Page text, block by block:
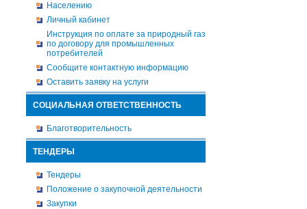
Населению
Личный кабинет
Инструкция по оплате за природный газ
по договору для промышленных
потребителей
Сообщите контактную информацию
Оставить заявку на услуги
СОЦИАЛЬНАЯ ОТВЕТСТВЕННОСТЬ
Благотворительность
ТЕНДЕРЫ
Тендеры
Положение о закупочной деятельности
Закупки